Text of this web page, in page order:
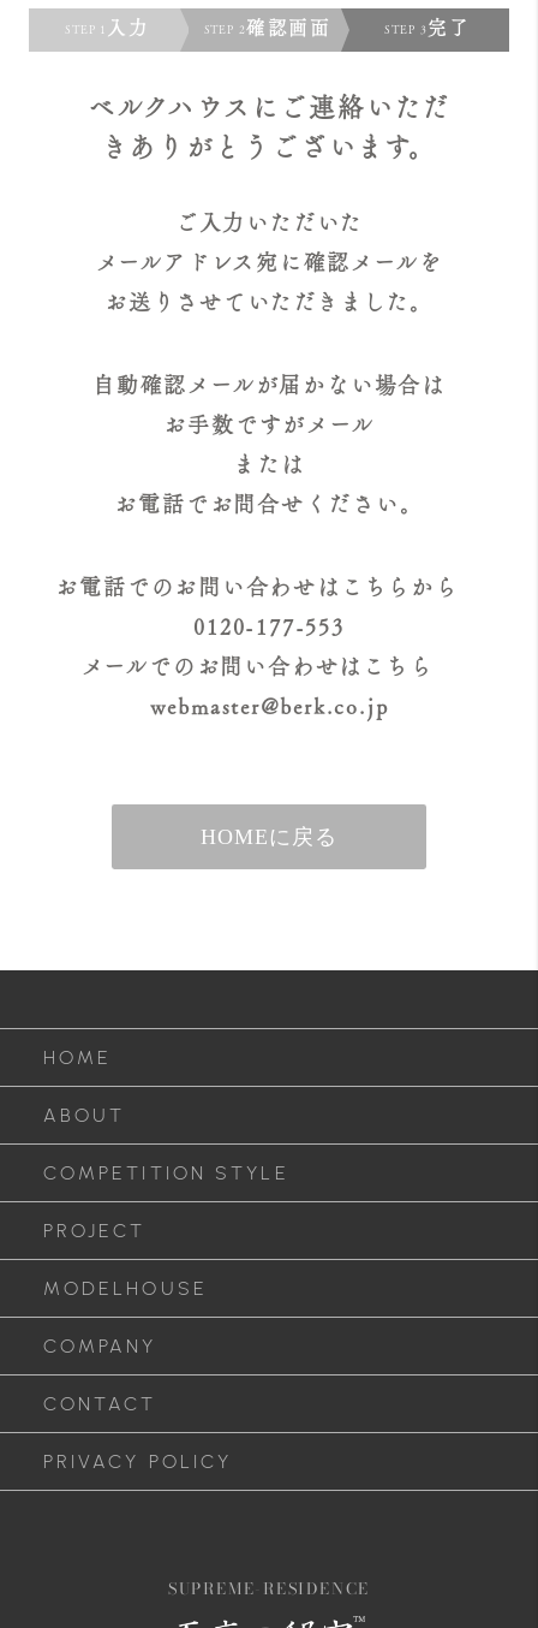
STEP 1 入力 STEP 2確認画面 STEP 3 完了
ベルクハウスにご連絡いただ
きありがとうございます。
ご入力いただいた
メールアドレス宛に確認メールを
お送りさせていただきました。
自動確認メールが届かない場合は
お手数ですがメール
または
お電話でお問合せください。
お電話でのお問い合わせはこちらから
0120-177-553
メールでのお問い合わせはこちら
webmaster@berk.co.jp
HOMEに戻る
HOME
ABOUT
COMPETITION STYLE
PROJECT
MODELHOUSE
COMPANY
CONTACT
PRIVACY POLICY
SUPREME-RESIDENCE